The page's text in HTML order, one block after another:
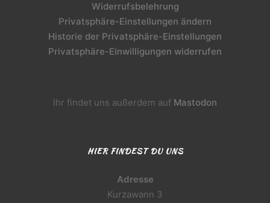
Widerrufsbelehrung
Privatsphäre-Einstellungen ändern
Historie der Privatsphäre-Einstellungen
Privatsphäre-Einwilligungen widerrufen
Ihr findet uns außerdem auf Mastodon
HIER FINDEST DU UNS
Adresse
Kurzawann 3